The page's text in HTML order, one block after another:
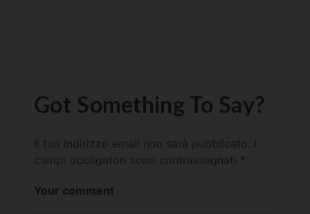
Got Something To Say?
Il tuo indirizzo email non sarà pubblicato.
campi obbligatori sono contrassegnati *
Your comment